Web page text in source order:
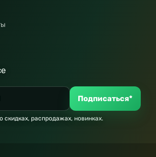
Подписаться*
скидках, распродажах, новинках.